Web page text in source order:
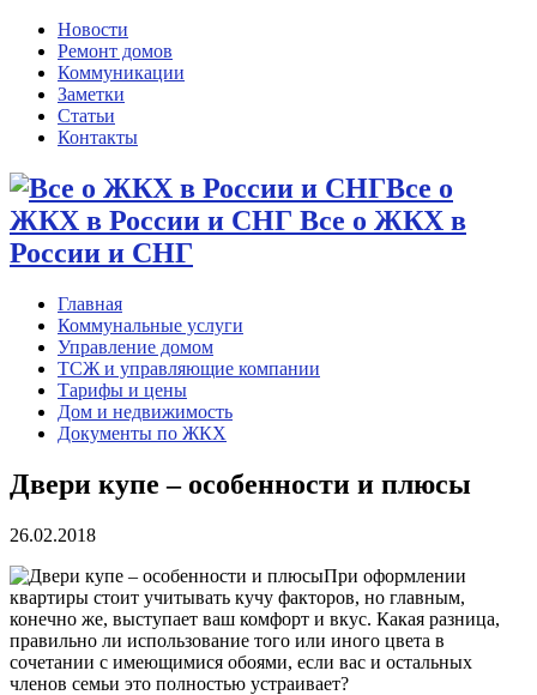
Новости
Ремонт домов
Коммуникации
Заметки
Статьи
Контакты
Все о
ЖКХ в России и СНГ Все о ЖКХ в
России и СНГ
Главная
Коммунальные услуги
Управление домом
ТСЖ и управляющие компании
Тарифы и цены
Дом и недвижимость
Документы по ЖКХ
Двери купе – особенности и плюсы
26.02.2018
При оформлении
квартиры стоит учитывать кучу факторов, но главным,
конечно же, выступает ваш комфорт и вкус. Какая разница,
правильно ли использование того или иного цвета в
сочетании с имеющимися обоями, если вас и остальных
членов семьи это полностью устраивает?